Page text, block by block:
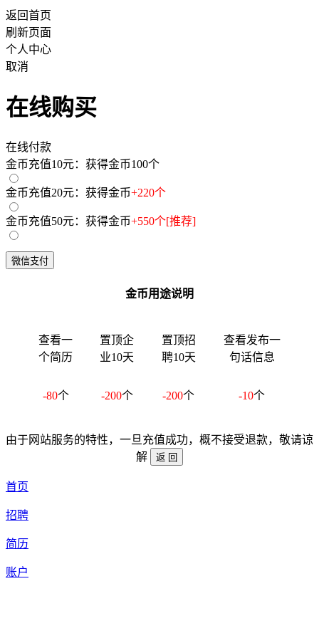
返回首页
刷新页面
个人中心
取消
在线购买
在线付款
金币充值10元：获得金币100个
金币充值20元：获得金币+220个
金币充值50元：获得金币+550个[推荐]
金币用途说明
查看一
个简历
置顶企
业10天
置顶招
聘10天
查看发布一
句话信息
-80个 -200个 -200个 -10个
由于网站服务的特性，一旦充值成功，概不接受退款，敬请谅
解
首页
招聘
简历
账户